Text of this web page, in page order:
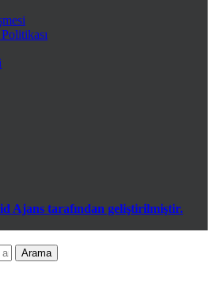
Ajans tarafından geliştirilmiştir.
Arama